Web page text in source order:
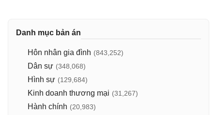
Danh mục bản án
Hôn nhân gia đình (843,252)
Dân sự (348,068)
Hình sự (129,684)
Kinh doanh thương mại (31,267)
Hành chính (20,983)